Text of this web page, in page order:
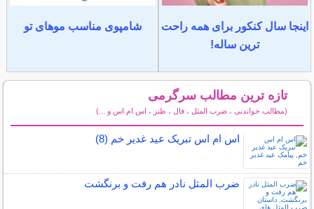
اینجا سال کنکور برای همه راحت
ترین ساله!
شامپوی مناسب موهای تو
تازه ترین مطالب سرگرمی
(مطالب خواندنی ، ضرب المثل ، فال ، طنز ، اس ام اس و ...)
اس ام اس تبریک عید غدیر خم (8)
ضرب المثل نادر هم رفت و برنگشت